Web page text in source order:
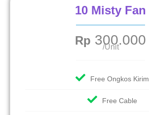
10 Misty Fan
Rp 300.000
/Unit
Free Ongkos Kirim
Free Cable